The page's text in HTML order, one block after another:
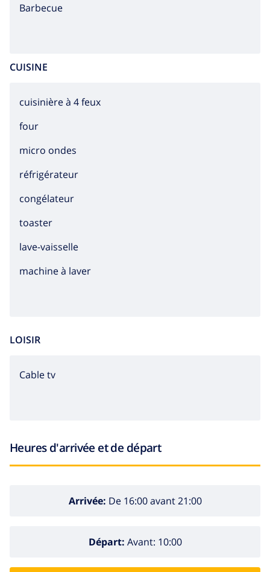
barbecue
CUISINE
cuisinière à 4 feux
four
micro ondes
réfrigérateur
congélateur
toaster
lave-vaisselle
machine à laver
LOISIR
Cable tv
Heures d'arrivée et de départ
Arrivée: De 16:00 avant 21:00
Départ: Avant: 10:00